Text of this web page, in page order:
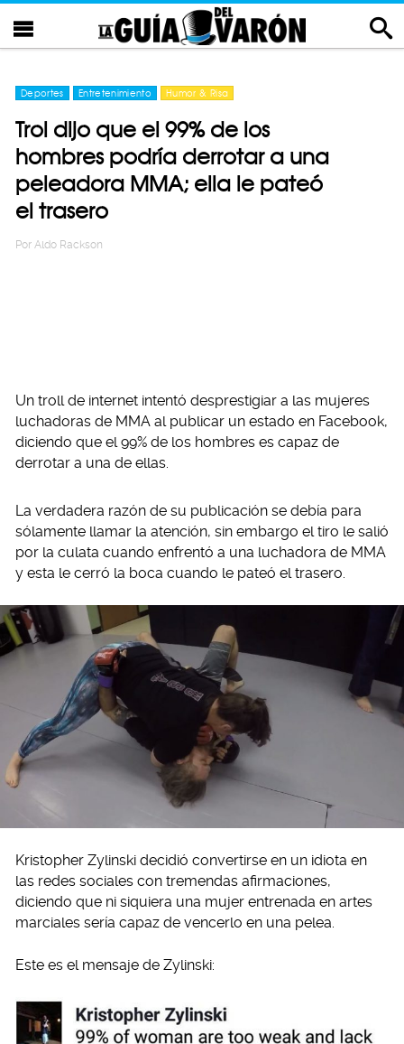
Deportes Entretenimiento Humor & Risa
Trol dijo que el 99% de los
hombres podría derrotar a una
peleadora MMA; ella le pateó
el trasero
Por Aldo Rackson
Un troll de internet intentó desprestigiar a las mujeres
luchadoras de MMA al publicar un estado en Facebook,
diciendo que el 99% de los hombres es capaz de
derrotar a una de ellas.
La verdadera razón de su publicación se debía para
sólamente llamar la atención, sin embargo el tiro le salió
por la culata cuando enfrentó a una luchadora de MMA
y esta le cerró la boca cuando le pateó el trasero.
Kristopher Zylinski decidió convertirse en un idiota en
las redes sociales con tremendas afirmaciones,
diciendo que ni siquiera una mujer entrenada en artes
marciales sería capaz de vencerlo en una pelea.
Este es el mensaje de Zylinski: